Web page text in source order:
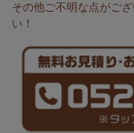
その他ご不明な点がご
い！